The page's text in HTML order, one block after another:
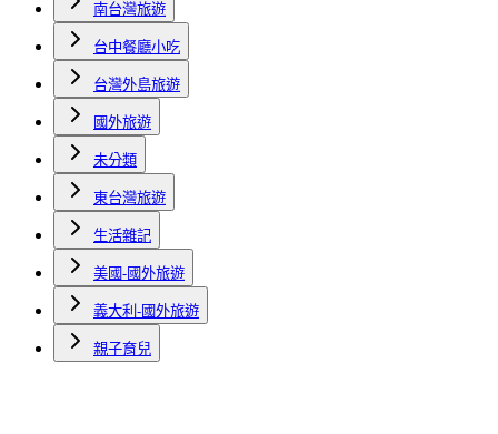
南台灣旅遊
台中餐廳小吃
台灣外島旅遊
國外旅遊
未分類
東台灣旅遊
生活雜記
美國-國外旅遊
義大利-國外旅遊
親子育兒